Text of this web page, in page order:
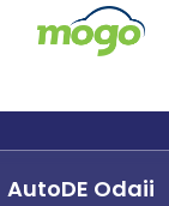
AutoDE Odaii